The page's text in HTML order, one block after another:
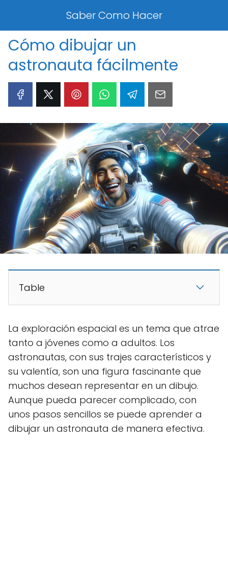
Saber Como Hacer
Cómo dibujar un
astronauta fácilmente
Table
La exploración espacial es un tema que atrae
tanto a jóvenes como a adultos. Los
astronautas, con sus trajes característicos y
su valentía, son una figura fascinante que
muchos desean representar en un dibujo.
Aunque pueda parecer complicado, con
unos pasos sencillos se puede aprender a
dibujar un astronauta de manera efectiva.